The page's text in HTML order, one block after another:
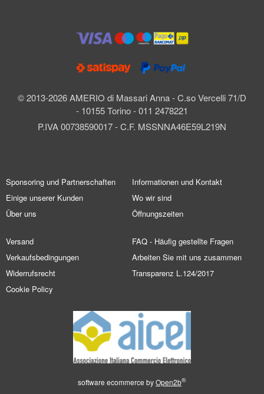
© 2013-2026 AMERIO di Massari Anna - C.so Vercelli 71/D
- 10155 Torino - 011 2478221
P.IVA 00738590017 - C.F. MSSNNA46E59L219N
Sponsoring und Partnerschaften
Einige unserer Kunden
Über uns
Informationen und Kontakt
Wo wir sind
Öffnungszeiten
Versand
Verkaufsbedingungen
Widerrufsrecht
Cookie Policy
FAQ - Häufig gestellte Fragen
Arbeiten Sie mit uns zusammen
Transparenz L.124/2017
software ecommerce byOpen2b®